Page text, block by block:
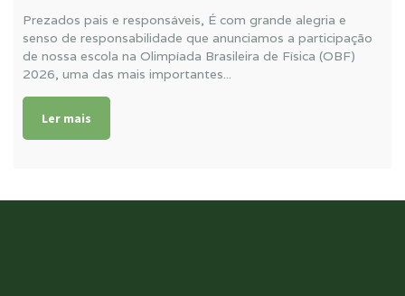
Prezados pais e responsáveis, É com grande alegria e
senso de responsabilidade que anunciamos a participação
de nossa escola na Olimpíada Brasileira de Física (OBF)
2026, uma das mais importantes...
Ler mais